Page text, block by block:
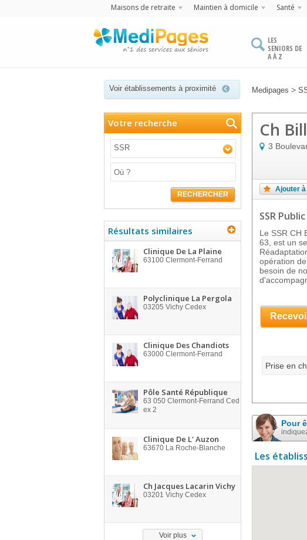
Maisons de retraite Maintien à domicile Santé
LES
SENIORS DE
A À Z
Voir établissements à proximité Medipages >
Votre recherche
SSR
RECHERCHER
Résultats similaires
Clinique De La Plaine
63100 Clermont-Ferrand
Polyclinique La Pergola
03205 Vichy Cedex
Clinique Des Chandiots
63000 Clermont-Ferrand
Pôle Santé République
63 050 Clermont-Ferrand Ced
ex 2
Clinique De L' Auzon
63670 La Roche-Blanche
Ch Jacques Lacarin Vichy
03201 Vichy Cedex
Voir plus
Ch
3
Ajouter
SSR Public
Le SSR CH
63, est un
opération
besoin de
Prise en
Pour
Les